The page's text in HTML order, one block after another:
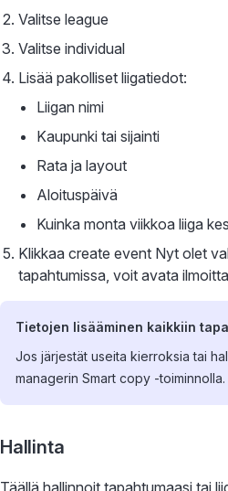
Valitse league
Valitse individual
Lisää pakolliset liigatiedot:
Liigan nimi
Kaupunki tai sijainti
Rata ja layout
Aloituspäivä
Kuinka monta viikkoa liiga
Klikkaa create event Nyt olet
tapahtumissa, voit avata
Tietojen lisääminen kaikkiin
Jos järjestät useita kierroksia tai
managerin Smart copy -toiminnolla.
Hallinta
Täällä hallinnoit tapahtumaasi tai